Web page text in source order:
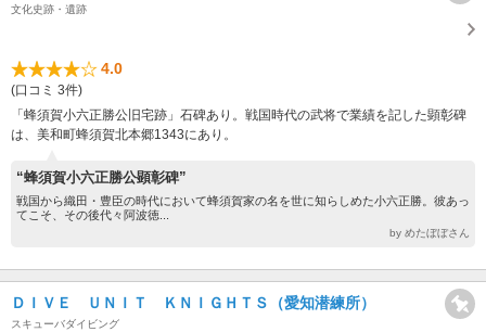
文化史跡・遺跡
4.0
(口コミ 3件)
「蜂須賀小六正勝公旧宅跡」石碑あり。戦国時代の武将で業績を記した顕彰碑
は、美和町蜂須賀北本郷1343にあり。
“蜂須賀小六正勝公顕彰碑”
戦国から織田・豊臣の時代において蜂須賀家の名を世に知らしめた小六正勝。彼あっ
てこそ、その後代々阿波徳...
by めたぼぼさん
ＤＩＶＥ ＵＮＩＴ ＫＮＩＧＨＴＳ（愛知潜練所）
スキューバダイビング